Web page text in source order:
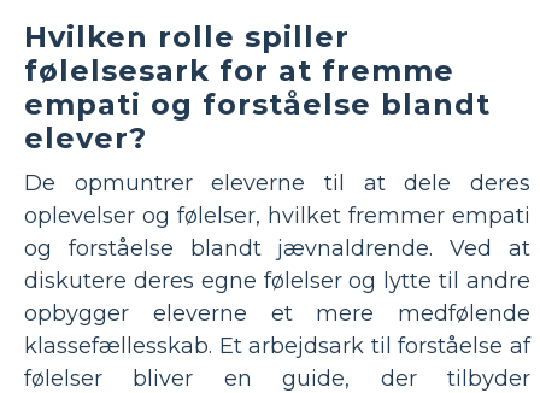
Hvilken rolle spiller
følelsesark for at fremme
empati og forståelse blandt
elever?
De opmuntrer eleverne til at dele deres
oplevelser og følelser, hvilket fremmer empati
og forståelse blandt jævnaldrende. Ved at
diskutere deres egne følelser og lytte til andre
opbygger eleverne et mere medfølende
klassefællesskab. Et arbejdsark til forståelse af
følelser bliver en guide, der tilbyder